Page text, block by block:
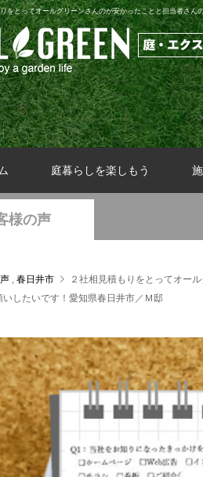
をとってオールグリーンさんのが安かったことと担当者さ
庭暮らしを楽しもう
様の声
, 春日井市
２社相見積もりをとってオー
いしたいです！愛知県春日井市／Ｍ邸